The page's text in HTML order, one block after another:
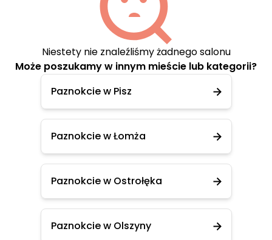
Niestety nie znaleźliśmy żadnego salonu
Może poszukamy w innym mieście lub kategorii?
Paznokcie w Pisz
Paznokcie w Łomża
Paznokcie w Ostrołęka
Paznokcie w Olszyny